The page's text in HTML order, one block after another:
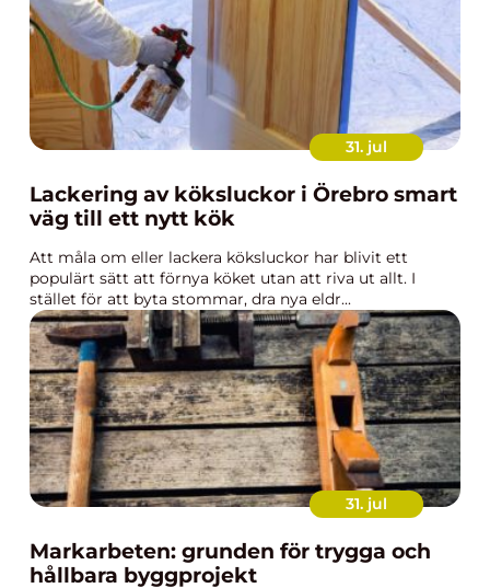
31. jul
Lackering av köksluckor i Örebro smart
väg till ett nytt kök
Att måla om eller lackera köksluckor har blivit ett
populärt sätt att förnya köket utan att riva ut allt. I
stället för att byta stommar, dra nya eldr...
31. jul
Markarbeten: grunden för trygga och
hållbara byggprojekt